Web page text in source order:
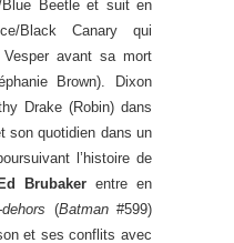
Beetle et suit en
Black Canary qui
avant sa mort
Brown). Dixon
Drake (Robin) dans
son quotidien dans un
l’histoire de
Brubaker entre en
(Batman#599)
et ses conflits avec